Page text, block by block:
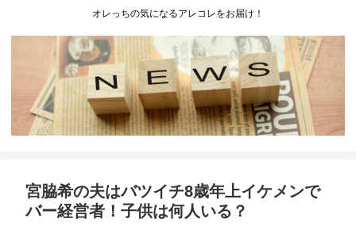
オレっちの気になるアレコレをお届け！
宮脇希の夫はバツイチ8歳年上イケメンで
バー経営者！子供は何人いる？